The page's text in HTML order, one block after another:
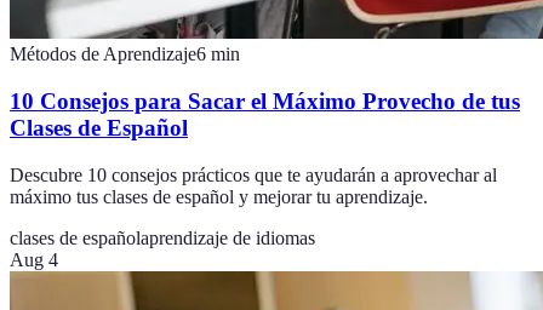
Métodos de Aprendizaje6 min
10 Consejos para Sacar el Máximo Provecho de tus
Clases de Español
Descubre 10 consejos prácticos que te ayudarán a aprovechar al
máximo tus clases de español y mejorar tu aprendizaje.
clases de españolaprendizaje de idiomas
Aug 4